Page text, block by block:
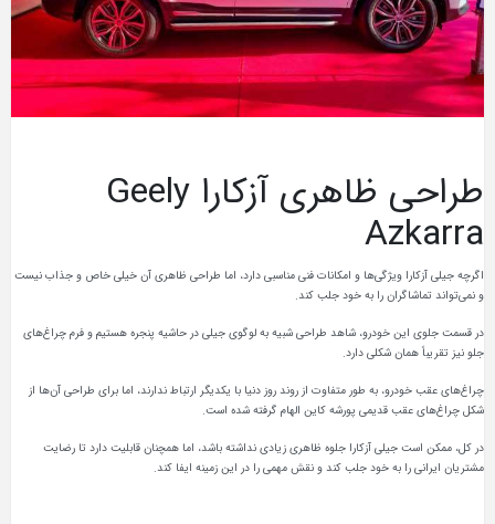
طراحی ظاهری آزکارا Geely
Azkarra
اگرچه جیلی آزکارا ویژگی‌ها و امکانات فنی مناسبی دارد، اما طراحی ظاهری آن خیلی خاص و جذاب نیست
و نمی‌تواند تماشاگران را به خود جلب کند.
در قسمت جلوی این خودرو، شاهد طراحی شبیه به لوگوی جیلی در حاشیه پنجره هستیم و فرم چراغ‌های
جلو نیز تقریباً همان شکلی دارد.
چراغ‌های عقب خودرو، به طور متفاوت از روند روز دنیا با یکدیگر ارتباط ندارند، اما برای طراحی آن‌ها از
شکل چراغ‌های عقب قدیمی پورشه کاین الهام گرفته شده است.
در کل، ممکن است جیلی آزکارا جلوه ظاهری زیادی نداشته باشد، اما همچنان قابلیت دارد تا رضایت
مشتریان ایرانی را به خود جلب کند و نقش مهمی را در این زمینه ایفا کند.